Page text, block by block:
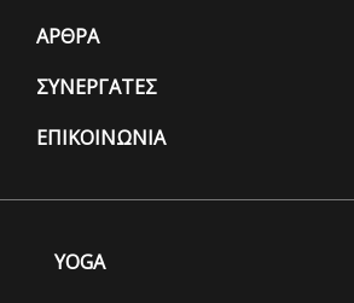
ΑΡΘΡΑ
ΣΥΝΕΡΓΑΤΕΣ
ΕΠΙΚΟΙΝΩΝΙΑ
YOGA